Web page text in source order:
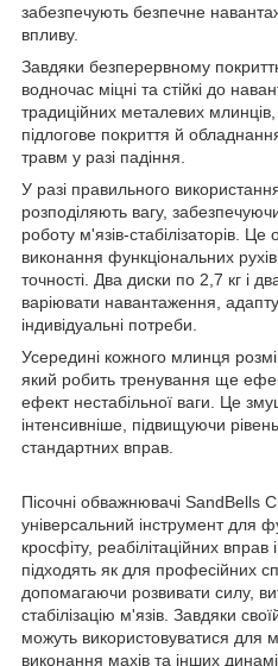
забезпечують безпечне
впливу.
Завдяки безперервному
водночас міцні та стійкі до
традиційних металевих
підлогове покриття й
травм у разі падіння.
У разі правильного
розподіляють вагу,
роботу м'язів-стабілізаторів.
виконання функціональних
точності. Два диски по 2,7 кг і
варіювати навантаження,
індивідуальні потреби.
Усередині кожного млинця
який робить тренування ще
ефект нестабільної ваги. Це
інтенсивніше, підвищуючи
стандартних вправ.
Пісочні обважнювачі
універсальний інструмент для
кросфіту, реабілітаційних
підходять як для професійних
допомагаючи розвивати силу,
стабілізацію м'язів. Завдяки
можуть використовуватися для
виконання махів та інших